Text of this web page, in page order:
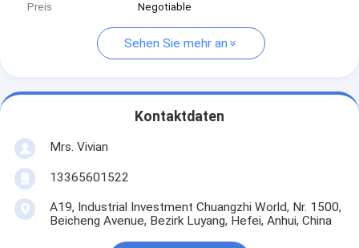
Preis
Negotiable
Sehen Sie mehr an
Kontaktdaten
Mrs. Vivian
13365601522
A19, Industrial Investment Chuangzhi World, Nr. 1500,
Beicheng Avenue, Bezirk Luyang, Hefei, Anhui, China